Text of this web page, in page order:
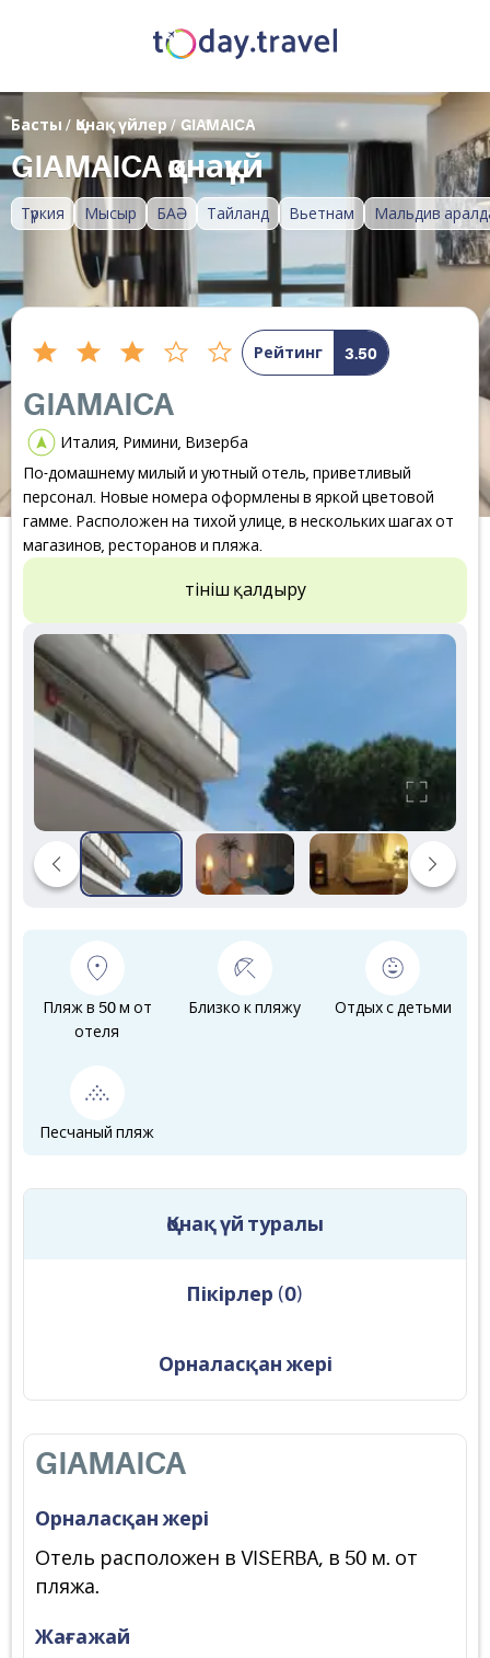
Түркия Мысыр БАӘ Тайланд Вьетнам Мальдив
Басты / Қонақ үйлер/ GIAMAICA
GIAMAICA қонақүй
Рейтинг 3.50
GIAMAICA
Италия, Римини, Визерба
По-домашнему милый и уютный отель, приветливый
персонал. Новые номера оформлены в яркой цветовой
гамме. Расположен на тихой улице, в нескольких шагах от
магазинов, ресторанов и пляжа.
Өтініш қалдыру
Пляж в 50 м от
отеля
Близко к пляжу Отдых с детьми
Песчаный пляж
Қонақ үй туралы
Пікірлер (0)
Орналасқан жері
GIAMAICA
Орналасқан жері
Отель расположен в VISERBA, в 50 м. от
пляжа.
Жағажай